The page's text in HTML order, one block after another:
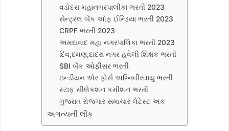
વડોદરા મહાનગરપાલીકા ભરતી 2023
સેન્ટ્રલ બેંક ઓફ ઈન્ડિયા ભરતી 2023
CRPF ભરતી 2023
અમદાવાદ મહા નગરપાલિકા ભરતી 2023
દિવ,દમણ,દાદરા નગર હવેલી શિક્ષક ભરતી
SBI બેંક ઓફીસર ભરતી
ઇન્ડીયન એર ફોર્સ અગ્નિવીરવાયુ ભરતી
સ્ટાફ સીલેકશન કમીશન ભરતી
ગુજરાત રોજગાર સમાચાર લેટેસ્ટ અંક
અગત્યની લીંક